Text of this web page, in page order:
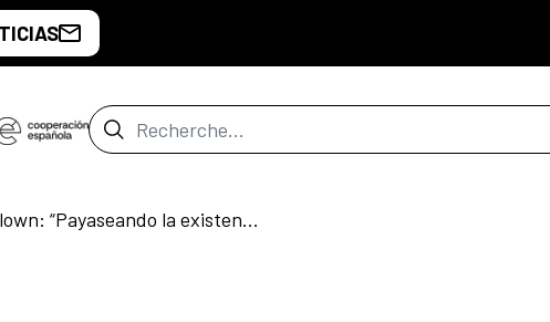
Barre de recherche
Taller de clown: “Payaseando la existencia, un camino de crecimiento personal desde el ridículo”